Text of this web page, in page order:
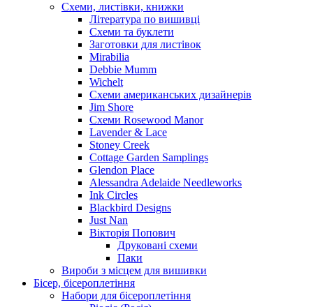
Схеми, листівки, книжки
Література по вишивці
Схеми та буклети
Заготовки для листівок
Mirabilia
Debbie Mumm
Wichelt
Схеми американських дизайнерів
Jim Shore
Cхеми Rosewood Manor
Lavender & Lace
Stoney Creek
Cottage Garden Samplings
Glendon Place
Alessandra Adelaide Needleworks
Ink Circles
Blackbird Designs
Just Nan
Вікторія Попович
Друковані схеми
Паки
Вироби з місцем для вишивки
Бісер, бісероплетіння
Набори для бісероплетіння